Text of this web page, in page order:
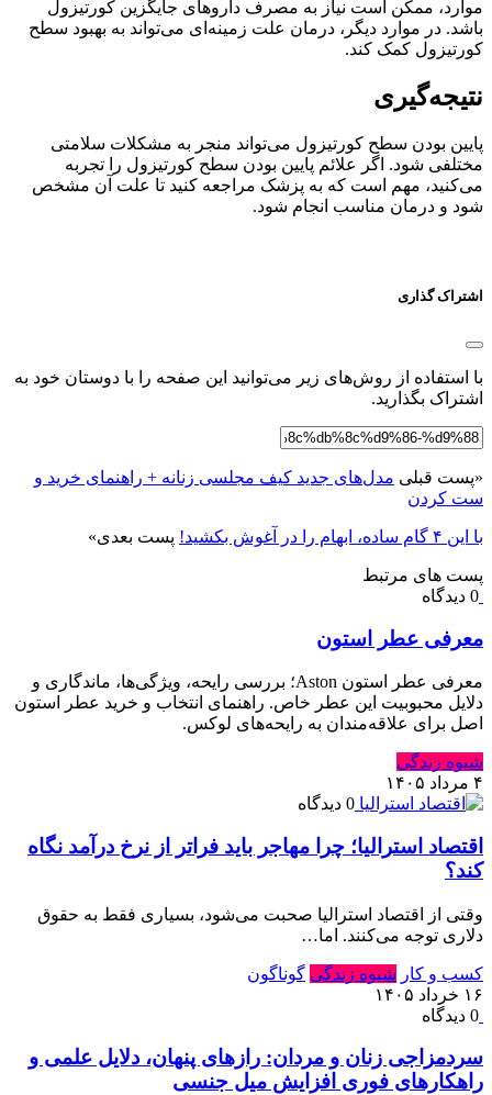
موارد، ممکن است نیاز به مصرف داروهای جایگزین کورتیزول
باشد. در موارد دیگر، درمان علت زمینه‌ای می‌تواند به بهبود سطح
کورتیزول کمک کند.
نتیجه‌گیری
پایین بودن سطح کورتیزول می‌تواند منجر به مشکلات سلامتی
مختلفی شود. اگر علائم پایین بودن سطح کورتیزول را تجربه
می‌کنید، مهم است که به پزشک مراجعه کنید تا علت آن مشخص
شود و درمان مناسب انجام شود.
اشتراک گذاری
با استفاده از روش‌های زیر می‌توانید این صفحه را با دوستان خود به
اشتراک بگذارید.
«پست قبلی مدل‌های جدید کیف مجلسی زنانه + راهنمای خرید و
ست کردن
با این ۴ گام ساده، ابهام را در آغوش بکشید! پست بعدی»
پست های مرتبط
0 دیدگاه
معرفی عطر استون
معرفی عطر استون Aston؛ بررسی رایحه، ویژگی‌ها، ماندگاری و
دلایل محبوبیت این عطر خاص. راهنمای انتخاب و خرید عطر استون
اصل برای علاقه‌مندان به رایحه‌های لوکس.
شیوه زندگی
۴ مرداد ۱۴۰۵
0 دیدگاه
اقتصاد استرالیا⁠؛ چرا مهاجر باید فراتر از نرخ درآمد نگاه
کند⁠؟‏
وقتی از اقتصاد استرالیا صحبت می‌شود⁠، بسیاری فقط به حقوق
دلاری توجه می‌کنند⁠.‏ اما…
کسب و کار شیوه زندگی گوناگون
۱۶ خرداد ۱۴۰۵
0 دیدگاه
سردمزاجی زنان و مردان: رازهای پنهان، دلایل علمی و
راهکارهای فوری افزایش میل جنسی